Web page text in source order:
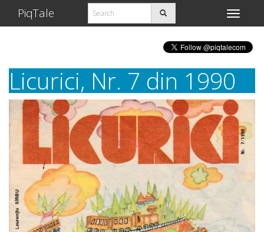
Toggle
PiqTale
Licurici, Nr. 7 din 1990